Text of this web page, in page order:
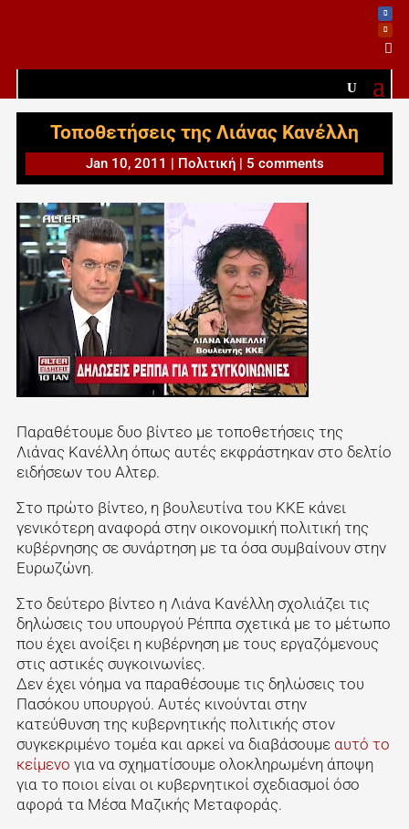

Τοποθετήσεις της Λιάνας Κανέλλη
Jan 10, 2011 | Πολιτική| 5 comments
Παραθέτουμε δυο βίντεο με τοποθετήσεις της
Λιάνας Κανέλλη όπως αυτές εκφράστηκαν στο δελτίο
ειδήσεων του Αλτερ.
Στο πρώτο βίντεο, η βουλευτίνα του ΚΚΕ κάνει
γενικότερη αναφορά στην οικονομική πολιτική της
κυβέρνησης σε συνάρτηση με τα όσα συμβαίνουν στην
Ευρωζώνη.
Στο δεύτερο βίντεο η Λιάνα Κανέλλη σχολιάζει τις
δηλώσεις του υπουργού Ρέππα σχετικά με το μέτωπο
που έχει ανοίξει η κυβέρνηση με τους εργαζόμενους
στις αστικές συγκοινωνίες.
Δεν έχει νόημα να παραθέσουμε τις δηλώσεις του
Πασόκου υπουργού. Αυτές κινούνται στην
κατεύθυνση της κυβερνητικής πολιτικής στον
συγκεκριμένο τομέα και αρκεί να διαβάσουμε αυτό το
κείμενο για να σχηματίσουμε ολοκληρωμένη άποψη
για το ποιοι είναι οι κυβερνητικοί σχεδιασμοί όσο
αφορά τα Μέσα Μαζικής Μεταφοράς.